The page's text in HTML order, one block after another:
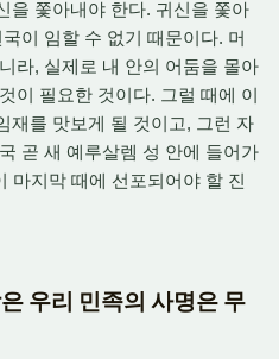
을 쫓아내야 한다. 귀신을 쫓아
이 임할 수 없기 때문이다. 머
라, 실제로 내 안의 어둠을 몰아
이 필요한 것이다. 그럴 때에 이
재를 맛보게 될 것이고, 그런 자
곧 새 예루살렘 성 안에 들어가
마지막 때에 선포되어야 할 진
우리 민족의 사명은 무